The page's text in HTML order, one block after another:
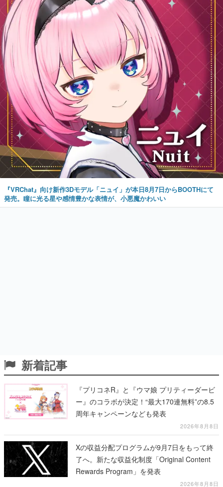
『VRChat』向け新作3Dモデル「ニュイ」が本日8月7日からBOOTHにて
発売。瞳に光る星や感情豊かな表情が、小悪魔かわいい
新着記事
『プリコネR』と『ウマ娘 プリティーダービ
ー』のコラボが決定！“最大170連無料”の8.5
周年キャンペーンなども発表
2026年8月8日
Xの収益分配プログラムが9月7日をもって終
了へ。新たな収益化制度「Original Content
Rewards Program」を発表
2026年8月8日